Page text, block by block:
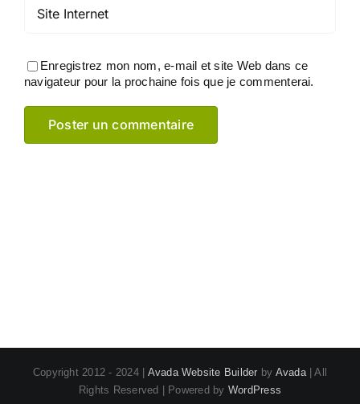
Enregistrez mon nom, e-mail et site Web dans ce
navigateur pour la prochaine fois que je commenterai.
Copyright 2012 - 2024 | Avada Website Builder by Avada| All
Rights Reserved | Powered by WordPress